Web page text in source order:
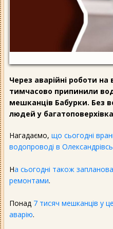
Через аварійні роботи
тимчасово припинили
мешканців Бабурки. Без
людей у
Нагадаємо, що сьогодні
водопроводі в
На сьогодні також
ремонтами.
Понад 7 тисяч мешканців у
аварію.